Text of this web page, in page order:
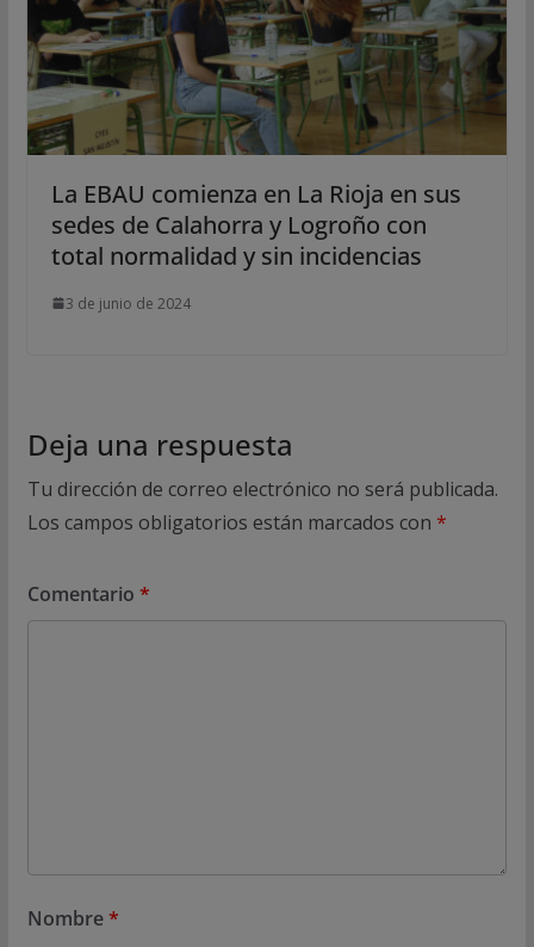
La EBAU comienza en La Rioja en sus
sedes de Calahorra y Logroño con
total normalidad y sin incidencias
3 de junio de 2024
Deja una respuesta
Tu dirección de correo electrónico no será publicada.
Los campos obligatorios están marcados con *
Comentario *
Nombre*